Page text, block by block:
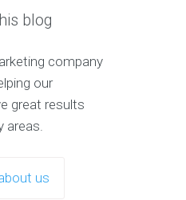
blog
company
our
great results
areas.
us